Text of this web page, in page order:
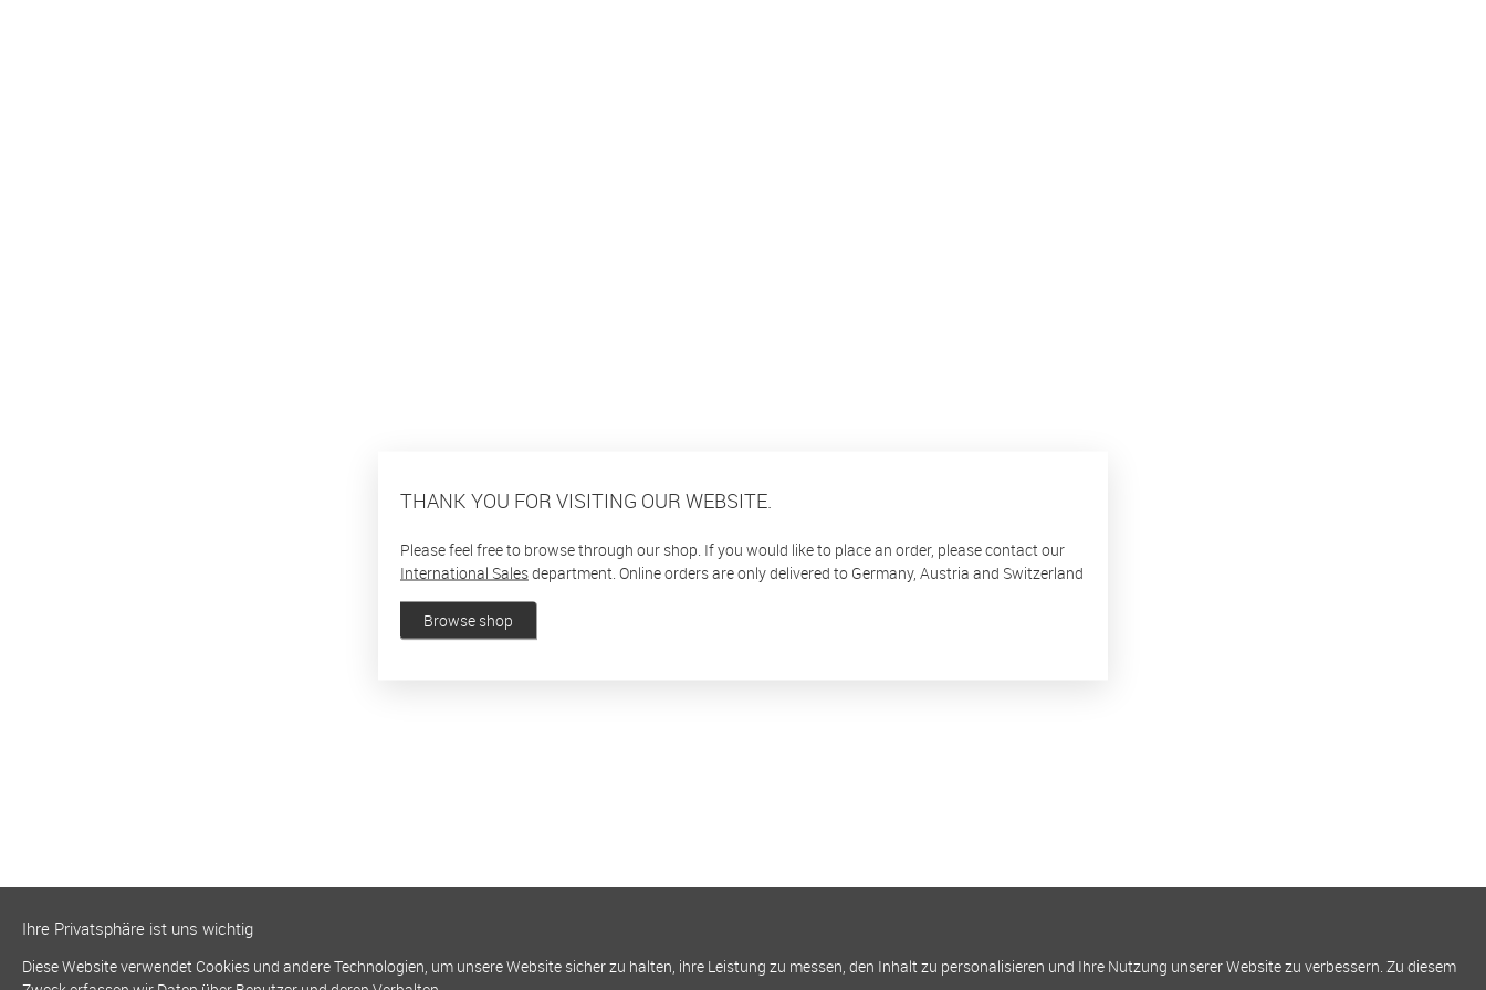
THANK YOU FOR VISITING OUR WEBSITE.
Please feel free to browse through our shop. If you would like to place an order, please contact our
International Salesdepartment. Online orders are only delivered to Germany, Austria and Switzerland
Browse shop
Ihre Privatsphäre ist uns wichtig
Diese Website verwendet Cookies und andere Technologien, um unsere Website sicher zu halten, ihre Leistung zu messen, den Inhalt zu personalisieren und Ihre Nutzung unserer Website zu verbessern. Zu diesem